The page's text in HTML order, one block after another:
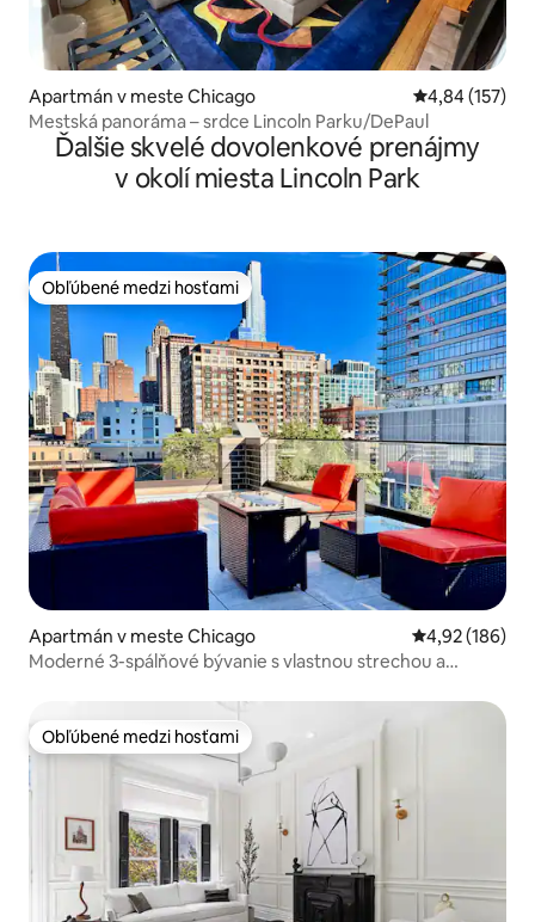
Apartmán v meste Chicago Priemerné
4,84 (157)
Mestská panoráma – srdce Lincoln Parku/DePaul
Ďalšie skvelé dovolenkové prenájmy
v okolí miesta Lincoln Park
Obľúbené medzi hosťami
Obľúbené medzi hosťami
Apartmán v meste Chicago Priemerné
4,92 (186)
Moderné 3-spálňové bývanie s vlastnou strechou a
Obľúbené medzi hosťami
Obľúbené medzi hosťami